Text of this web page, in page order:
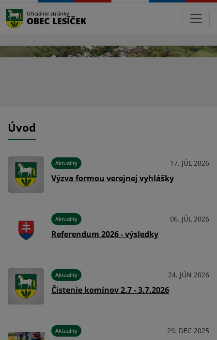
Oficiálne stránky
OBEC LESÍČEK
Úvod
Aktuality 17. JÚL 2026
Výzva formou verejnej vyhlášky
Aktuality 06. JÚL 2026
Referendum 2026 - výsledky
Aktuality 24. JÚN 2026
Čistenie komínov 2.7 - 3.7.2026
Aktuality 29. DEC 2025